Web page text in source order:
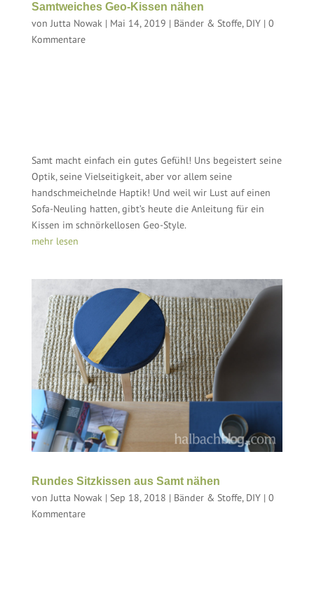
Samtweiches Geo-Kissen nähen
vonJutta Nowak| Mai 14, 2019 | Bänder & Stoffe, DIY| 0
Kommentare
Samt macht einfach ein gutes Gefühl! Uns begeistert seine
Optik, seine Vielseitigkeit, aber vor allem seine
handschmeichelnde Haptik! Und weil wir Lust auf einen
Sofa-Neuling hatten, gibt’s heute die Anleitung für ein
Kissen im schnörkellosen Geo-Style.
mehr lesen
Rundes Sitzkissen aus Samt nähen
vonJutta Nowak| Sep 18, 2018 | Bänder & Stoffe, DIY| 0
Kommentare